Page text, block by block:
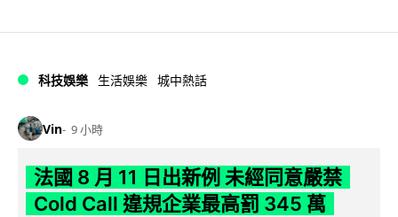
科技娛樂 生活娛樂 城中熱話
Vin 9 小時
法國 8 月 11 日出新例 未經同意嚴禁
Cold Call 違規企業最高罰 345 萬